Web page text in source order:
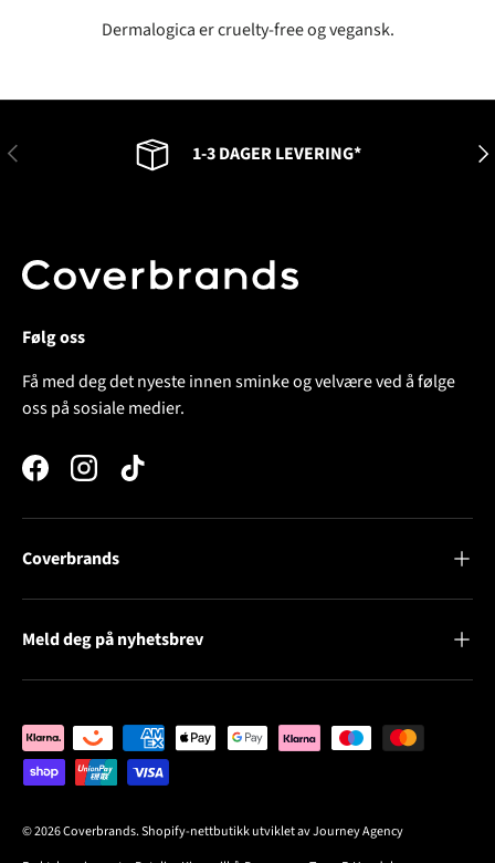
Dermalogica er cruelty-free og vegansk.
FORRIGE 1-3 DAGER LEVERING*
Følg oss
Få med deg det nyeste innen sminke og velvære ved å følge
oss på sosiale medier.
FacebookInstagramTikTok
Coverbrands
Meld deg på nyhetsbrev
Betalingsløsninger
© 2026Coverbrands.Shopify-nettbutikk utviklet av Journey Agency